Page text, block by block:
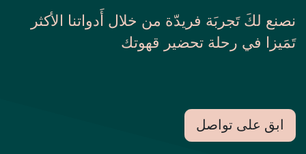
نصنع لكَ تَجربَة فريدّة من خلال أَدواتنا الأكثر
تَمَيزا في رحلة تحضير قهوتك
ابق على تواصل